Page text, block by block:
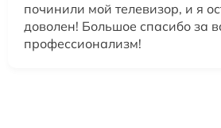
починили мой телевизор, и я
доволен! Большое спасибо за
профессионализм!